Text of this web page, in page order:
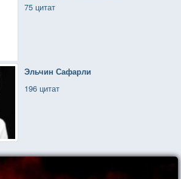
75 цитат
Эльчин Сафарли
196 цитат